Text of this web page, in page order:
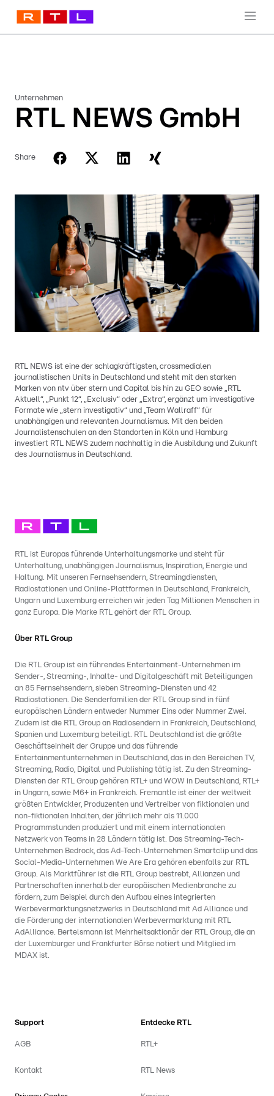
Unternehmen
RTL NEWS GmbH
Share
RTL NEWS ist eine der schlagkräftigsten, crossmedialen
journalistischen Units in Deutschland und steht mit den starken
Marken von ntv über stern und Capital bis hin zu GEO sowie „RTL
Aktuell“, „Punkt 12“, „Exclusiv“ oder „Extra“, ergänzt um investigative
Formate wie „stern investigativ“ und „Team Wallraff“ für
unabhängigen und relevanten Journalismus. Mit den beiden
Journalistenschulen an den Standorten in Köln und Hamburg
investiert RTL NEWS zudem nachhaltig in die Ausbildung und Zukunft
des Journalismus in Deutschland.
RTL ist Europas führende Unterhaltungsmarke und steht für
Unterhaltung, unabhängigen Journalismus, Inspiration, Energie und
Haltung. Mit unseren Fernsehsendern, Streamingdiensten,
Radiostationen und Online-Plattformen in Deutschland, Frankreich,
Ungarn und Luxemburg erreichen wir jeden Tag Millionen Menschen in
ganz Europa. Die Marke RTL gehört der RTL Group.
Über RTL Group
Die RTL Group ist ein führendes Entertainment-Unternehmen im
Sender-, Streaming-, Inhalte- und Digitalgeschäft mit Beteiligungen
an 85 Fernsehsendern, sieben Streaming-Diensten und 42
Radiostationen. Die Senderfamilien der RTL Group sind in fünf
europäischen Ländern entweder Nummer Eins oder Nummer Zwei.
Zudem ist die RTL Group an Radiosendern in Frankreich, Deutschland,
Spanien und Luxemburg beteiligt. RTL Deutschland ist die größte
Geschäftseinheit der Gruppe und das führende
Entertainmentunternehmen in Deutschland, das in den Bereichen TV,
Streaming, Radio, Digital und Publishing tätig ist. Zu den Streaming-
Diensten der RTL Group gehören RTL+ und WOW in Deutschland, RTL+
in Ungarn, sowie M6+ in Frankreich. Fremantle ist einer der weltweit
größten Entwickler, Produzenten und Vertreiber von fiktionalen und
non-fiktionalen Inhalten, der jährlich mehr als 11.000
Programmstunden produziert und mit einem internationalen
Netzwerk von Teams in 28 Ländern tätig ist. Das Streaming-Tech-
Unternehmen Bedrock, das Ad-Tech-Unternehmen Smartclip und das
Social-Media-Unternehmen We Are Era gehören ebenfalls zur RTL
Group. Als Marktführer ist die RTL Group bestrebt, Allianzen und
Partnerschaften innerhalb der europäischen Medienbranche zu
fördern, zum Beispiel durch den Aufbau eines integrierten
Werbevermarktungsnetzwerks in Deutschland mit Ad Alliance und
die Förderung der internationalen Werbevermarktung mit RTL
AdAlliance. Bertelsmann ist Mehrheitsaktionär der RTL Group, die an
der Luxemburger und Frankfurter Börse notiert und Mitglied im
MDAX ist.
Support
AGB
Kontakt
Entdecke RTL
RTL+
RTL News